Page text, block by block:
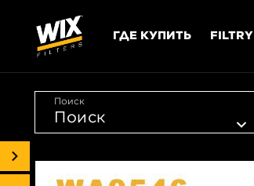
ГДЕ КУПИТЬ FILTRY
Поиск